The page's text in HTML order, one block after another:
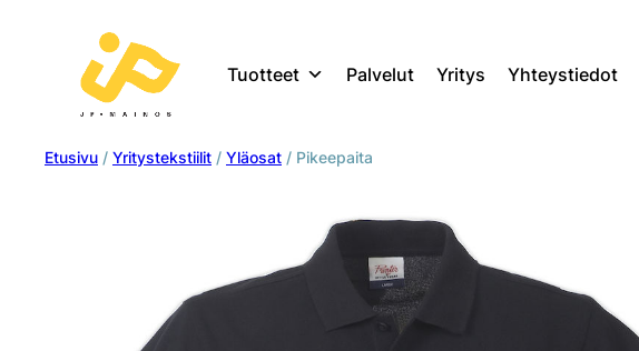
Tuotteet Palvelut Yritys Yhteystiedot
Etusivu / Yritystekstiilit / Yläosat / Pikeepaita